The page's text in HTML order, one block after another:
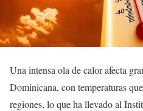
Una intensa ola de calor afecta
Dominicana, con temperaturas
regiones, lo que ha llevado al